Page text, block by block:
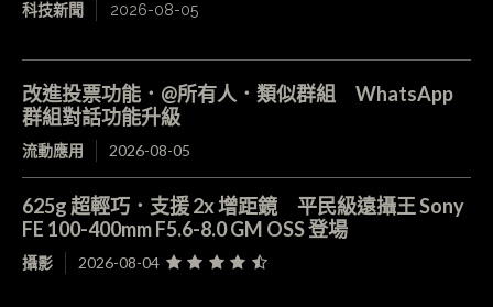
科技新聞 2026-08-05
改進投票功能．@所有人．類似群組 WhatsApp
群組對話功能升級
流動應用 2026-08-05
625g 超輕巧．支援 2x 增距鏡 平民級遠攝王 Sony
FE 100-400mm F5.6-8.0 GM OSS 登場
攝影 2026-08-04